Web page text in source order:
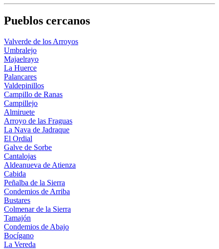
Pueblos cercanos
Valverde de los Arroyos
Umbralejo
Majaelrayo
La Huerce
Palancares
Valdepinillos
Campillo de Ranas
Campillejo
Almiruete
Arroyo de las Fraguas
La Nava de Jadraque
El Ordial
Galve de Sorbe
Cantalojas
Aldeanueva de Atienza
Cabida
Peñalba de la Sierra
Condemios de Arriba
Bustares
Colmenar de la Sierra
Tamajón
Condemios de Abajo
Bocígano
La Vereda